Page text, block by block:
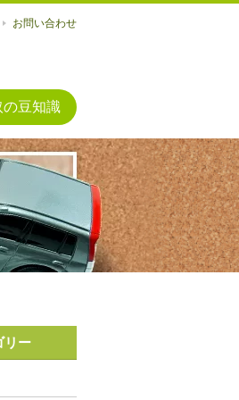
お問い合わせ
の豆知識
リー